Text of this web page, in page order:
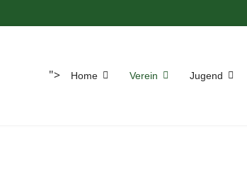
"> Home Verein Jugend